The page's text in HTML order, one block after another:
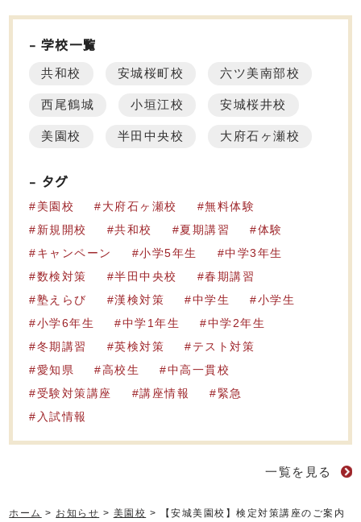
学校一覧
共和校 安城桜町校 六ツ美南部校
西尾鶴城 小垣江校 安城桜井校
美園校 半田中央校 大府石ヶ瀬校
タグ
美園校 大府石ヶ瀬校
無料体験
新規開校
共和校 夏期講習
体験
キャンペーン
小学5年生
中学3年生
数検対策
半田中央校
春期講習
塾えらび
漢検対策 中学生
小学生
小学6年生
中学1年生
中学2年生
冬期講習
英検対策
テスト対策
愛知県
高校生
中高一貫校
受験対策講座
講座情報
緊急
入試情報
一覧を見る
ホーム > お知らせ > 美園校 > 【安城美園校】検定対策講座のご案内